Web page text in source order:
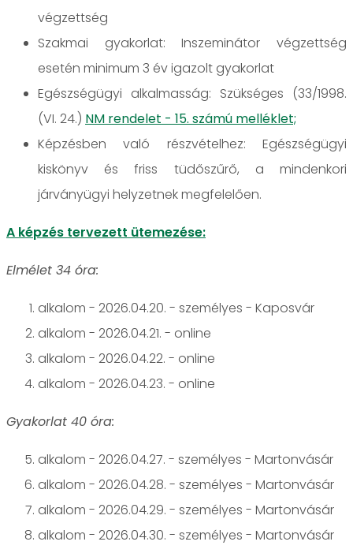
végzettség
Szakmai gyakorlat: Inszeminátor végzettség
esetén minimum 3 év igazolt gyakorlat
Egészségügyi alkalmasság: Szükséges (33/1998.
(VI. 24.) NM rendelet - 15. számú melléklet;
Képzésben való részvételhez: Egészségügyi
kiskönyv és friss tüdőszűrő, a mindenkori
járványügyi helyzetnek megfelelően.
A képzés tervezett ütemezése:
Elmélet 34 óra:
alkalom - 2026.04.20. - személyes - Kaposvár
alkalom - 2026.04.21. - online
alkalom - 2026.04.22. - online
alkalom - 2026.04.23. - online
Gyakorlat 40 óra:
alkalom - 2026.04.27. - személyes - Martonvásár
alkalom - 2026.04.28. - személyes - Martonvásár
alkalom - 2026.04.29. - személyes - Martonvásár
alkalom - 2026.04.30. - személyes - Martonvásár